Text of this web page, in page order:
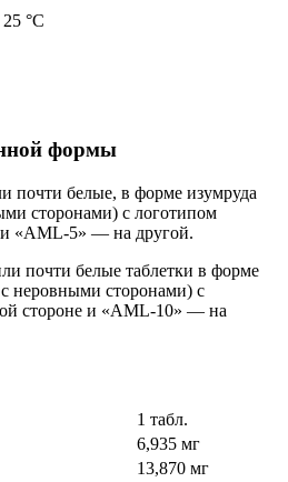
°C
формы
почти белые, в форме изумруда
сторонами) с логотипом
и «AML-5» — на другой.
почти белые таблетки в форме
неровными сторонами) с
стороне и «AML-10» — на
1 табл.
6,935 мг
13,870 мг